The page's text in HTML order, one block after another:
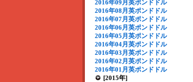
2016年09月英ポンドドル
2016年08月英ポンドドル
2016年07月英ポンドドル
2016年06月英ポンドドル
2016年05月英ポンドドル
2016年04月英ポンドドル
2016年03月英ポンドドル
2016年02月英ポンドドル
2016年01月英ポンドドル
[2015年]